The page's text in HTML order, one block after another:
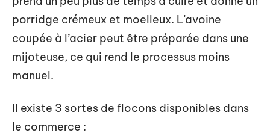
porridge crémeux et moelleux. L’avoine
coupée à l’acier peut être préparée dans une
mijoteuse, ce qui rend le processus moins
manuel.
Il existe 3 sortes de flocons disponibles dans
le commerce :